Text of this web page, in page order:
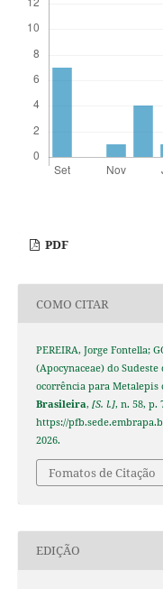
PDF
COMO CITAR
PEREIRA, Jorge Fontella;
(Apocynaceae) do
ocorrência para Metalepis
Brasileira, [S. l.], n. 58, p.
https://
2026.
Fomatos de Citação
EDIÇÃO